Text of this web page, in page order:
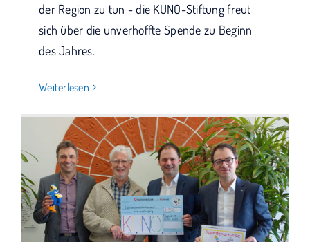
der Region zu tun - die KUNO-Stiftung freut
sich über die unverhoffte Spende zu Beginn
des Jahres.
Weiterlesen